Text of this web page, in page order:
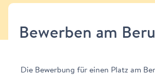
Bewerben am
Die Bewerbung für einen Platz am